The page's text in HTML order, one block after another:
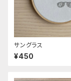
サングラス
¥450